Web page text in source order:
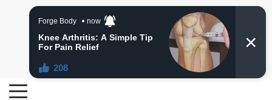
24 Ghanta Bangla News
24 Ghanta Bengali News